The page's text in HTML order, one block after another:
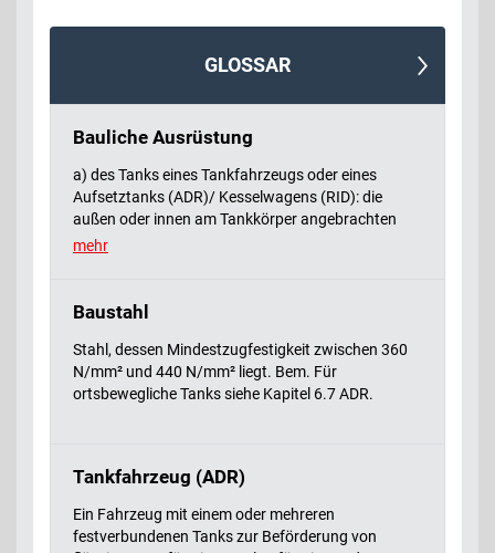
GLOSSAR
Bauliche Ausrüstung
a) des Tanks eines Tankfahrzeugs oder eines
Aufsetztanks (ADR)/ Kesselwagens (RID): die
außen oder innen am Tankkörper angebrachten
Versteifungselemente, Elemente für die
b) des Tanks eines Tankcontainers: die außen oder
Versteifungselemente, Elemente für die
Befestigung, den Schutz oder die Stabilisierung;
Bem.: Für ortsbewegliche Tanks siehe Kapitel 6.7
am Tankkörper oder Gefäß angebrachten
Versteifungselemente, Elemente für die
Befestigung, den Schutz oder die Stabilisierung;
mehr
Baustahl
Stahl, dessen Mindestzugfestigkeit zwischen 360
N/mm² und 440 N/mm² liegt. Bem. Für
ortsbewegliche Tanks siehe Kapitel 6.7 ADR.
Tankfahrzeug (ADR)
Ein Fahrzeug mit einem oder mehreren
festverbundenen Tanks zur Beförderung von